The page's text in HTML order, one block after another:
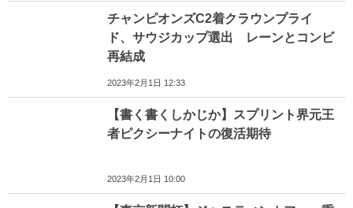
チャンピオンズC2着クラウンプライ
ド、サウジカップ選出 レーンとコンビ
再結成
2023年2月1日 12:33
【書く書くしかじか】スプリント界元王
者ピクシーナイトの復活期待
2023年2月1日 10:00